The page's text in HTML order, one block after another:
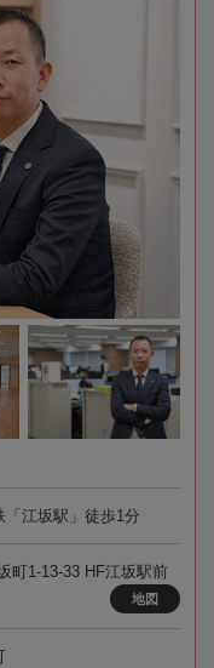
江坂駅」徒歩1分
町1-13-33 HF江坂駅前
地図